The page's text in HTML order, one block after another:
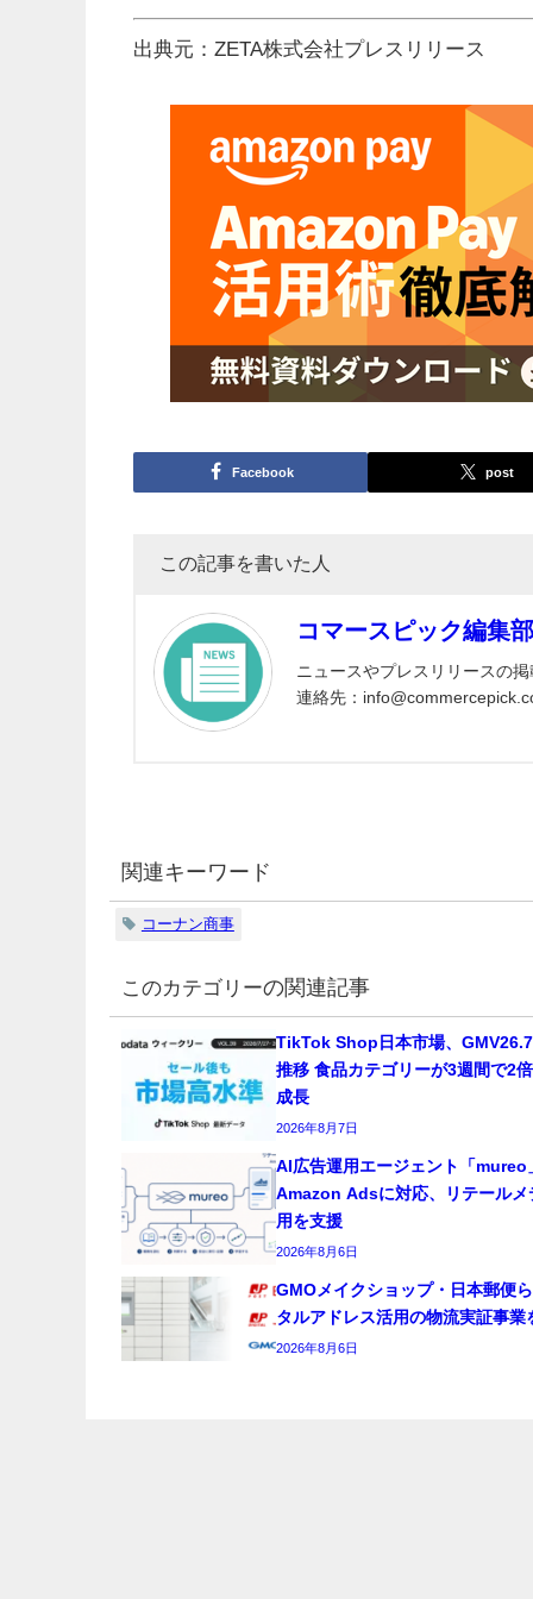
出典元：ZETA株式会社プレスリリース
Facebook post
この記事を書いた人
コマースピック編集
ニュースやプレスリリースの
連絡先：
関連キーワード
コーナン商事
の関連記事
TikTok Shop日本市場、
推移 食品カテゴリーが3週間で2
成長
2026年8月7日
AI広告運用エージェント「mureo
Amazon Adsに対応、リテールメ
用を支援
2026年8月6日
GMOメイクショップ・日本郵便
タルアドレス活用の物流実証事業
2026年8月6日